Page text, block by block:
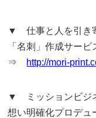
▼ 仕事と人を引き
「名刺」作成サービ
⇒ http://mori-
▼ ミッションビジ
想い明確化プロデュ